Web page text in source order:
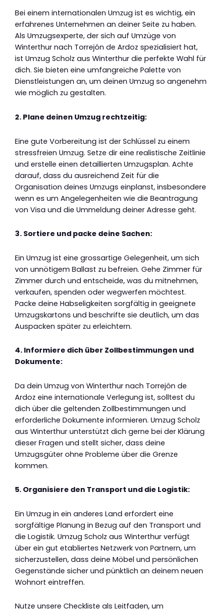
Bei einem internationalen Umzug ist es wichtig, ein
erfahrenes Unternehmen an deiner Seite zu haben.
Als Umzugsexperte, der sich auf Umzüge von
Winterthur nach Torrejón de Ardoz spezialisiert hat,
ist Umzug Scholz aus Winterthur die perfekte Wahl für
dich. Sie bieten eine umfangreiche Palette von
Dienstleistungen an, um deinen Umzug so angenehm
wie möglich zu gestalten.
2. Plane deinen Umzug rechtzeitig:
Eine gute Vorbereitung ist der Schlüssel zu einem
stressfreien Umzug. Setze dir eine realistische Zeitlinie
und erstelle einen detaillierten Umzugsplan. Achte
darauf, dass du ausreichend Zeit für die
Organisation deines Umzugs einplanst, insbesondere
wenn es um Angelegenheiten wie die Beantragung
von Visa und die Ummeldung deiner Adresse geht.
3. Sortiere und packe deine Sachen:
Ein Umzug ist eine grossartige Gelegenheit, um sich
von unnötigem Ballast zu befreien. Gehe Zimmer für
Zimmer durch und entscheide, was du mitnehmen,
verkaufen, spenden oder wegwerfen möchtest.
Packe deine Habseligkeiten sorgfältig in geeignete
Umzugskartons und beschrifte sie deutlich, um das
Auspacken später zu erleichtern.
4. Informiere dich über Zollbestimmungen und
Dokumente:
Da dein Umzug von Winterthur nach Torrejón de
Ardoz eine internationale Verlegung ist, solltest du
dich über die geltenden Zollbestimmungen und
erforderliche Dokumente informieren. Umzug Scholz
aus Winterthur unterstützt dich gerne bei der Klärung
dieser Fragen und stellt sicher, dass deine
Umzugsgüter ohne Probleme über die Grenze
kommen.
5. Organisiere den Transport und die Logistik:
Ein Umzug in ein anderes Land erfordert eine
sorgfältige Planung in Bezug auf den Transport und
die Logistik. Umzug Scholz aus Winterthur verfügt
über ein gut etabliertes Netzwerk von Partnern, um
sicherzustellen, dass deine Möbel und persönlichen
Gegenstände sicher und pünktlich an deinem neuen
Wohnort eintreffen.
Nutze unsere Checkliste als Leitfaden, um